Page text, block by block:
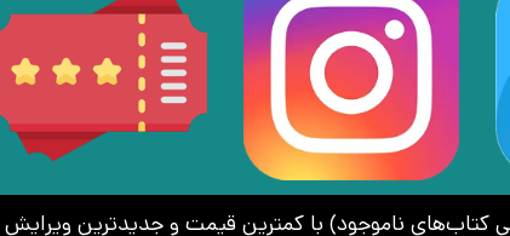
با کمترین قیمت و جدیدترین ویرایش 02166410976 | 09030925756